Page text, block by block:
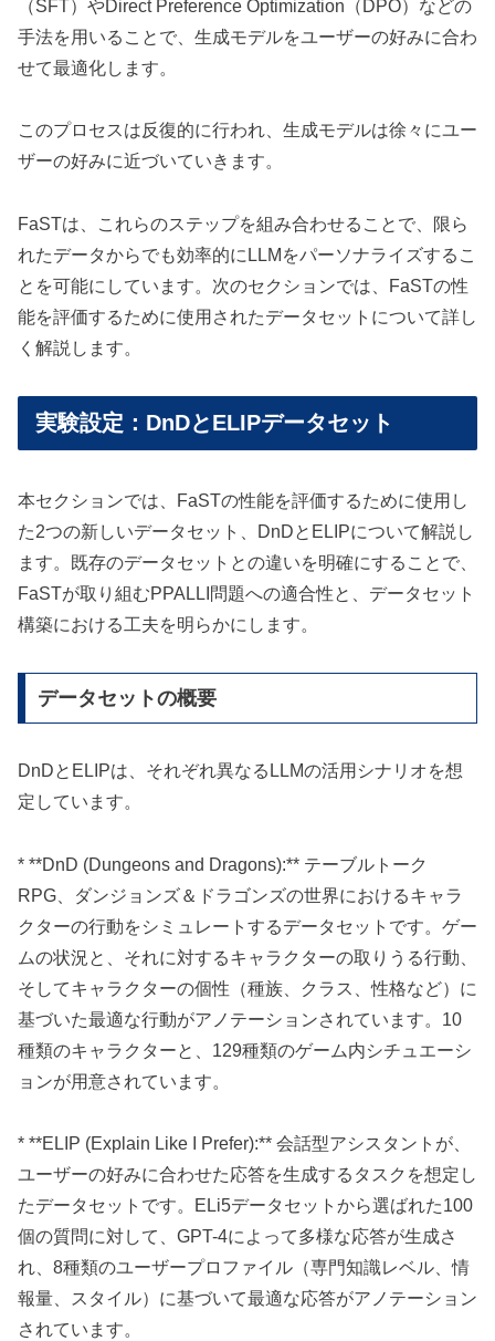
（SFT）やDirect Preference Optimization（DPO）などの
手法を用いることで、生成モデルをユーザーの好みに合わ
せて最適化します。
このプロセスは反復的に行われ、生成モデルは徐々にユー
ザーの好みに近づいていきます。
FaSTは、これらのステップを組み合わせることで、限ら
れたデータからでも効率的にLLMをパーソナライズするこ
とを可能にしています。次のセクションでは、FaSTの性
能を評価するために使用されたデータセットについて詳し
く解説します。
実験設定：DnDとELIPデータセット
本セクションでは、FaSTの性能を評価するために使用し
た2つの新しいデータセット、DnDとELIPについて解説し
ます。既存のデータセットとの違いを明確にすることで、
FaSTが取り組むPPALLI問題への適合性と、データセット
構築における工夫を明らかにします。
データセットの概要
DnDとELIPは、それぞれ異なるLLMの活用シナリオを想
定しています。
* **DnD (Dungeons and Dragons):** テーブルトーク
RPG、ダンジョンズ＆ドラゴンズの世界におけるキャラ
クターの行動をシミュレートするデータセットです。ゲー
ムの状況と、それに対するキャラクターの取りうる行動、
そしてキャラクターの個性（種族、クラス、性格など）に
基づいた最適な行動がアノテーションされています。10
種類のキャラクターと、129種類のゲーム内シチュエーシ
ョンが用意されています。
* **ELIP (Explain Like I Prefer):** 会話型アシスタントが、
ユーザーの好みに合わせた応答を生成するタスクを想定し
たデータセットです。ELi5データセットから選ばれた100
個の質問に対して、GPT-4によって多様な応答が生成さ
れ、8種類のユーザープロファイル（専門知識レベル、情
報量、スタイル）に基づいて最適な応答がアノテーション
されています。